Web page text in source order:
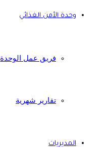
وحدة الأمن الغذائي
فريق عمل الوحدة
تقارير شهرية
المديريات